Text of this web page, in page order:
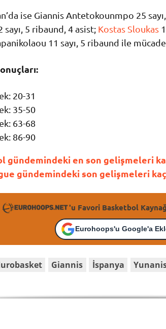
ise Giannis Antetokounmpo 25
sayı, 5 ribaund, 4 asist; Kostas Sloukas
11 sayı, 5 ribaund ile
20-31
35-50
63-68
86-90
gündemindeki en son gelişmeleri
gündemindeki son gelişmeleri
'u Favori Basketbol
Eurohoops'u Google'a
Giannis İspanya